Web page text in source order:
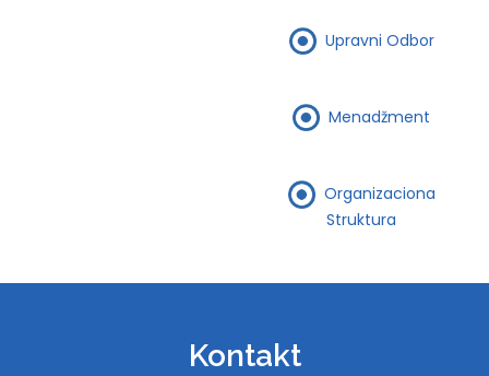
Upravni Odbor
Menadžment
Organizaciona
Struktura
Kontakt